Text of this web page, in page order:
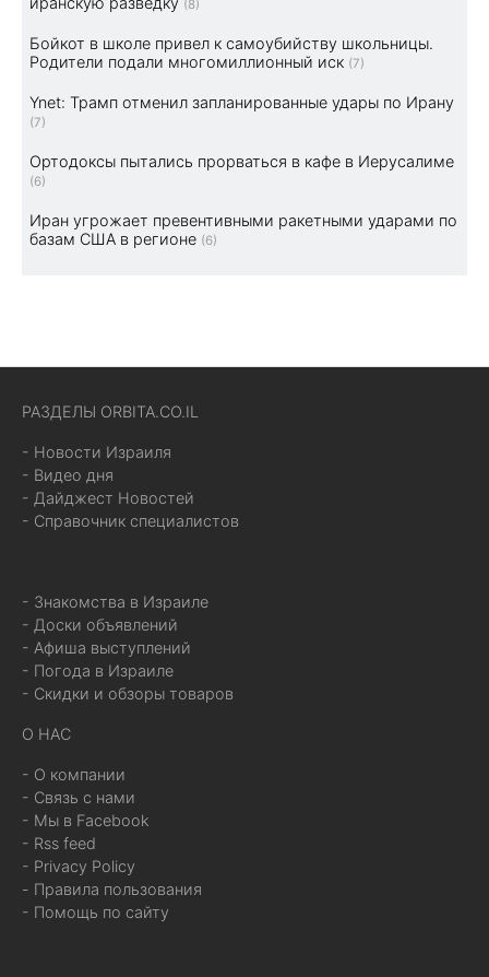
(8)
Бойкот в школе привел к самоубийству школьницы.
Родители подали многомиллионный иск (7)
Ynet: Трамп отменил запланированные удары по Ирану
(7)
Ортодоксы пытались прорваться в кафе в Иерусалиме
(6)
Иран угрожает превентивными ракетными ударами по
базам США в регионе (6)
РАЗДЕЛЫ ORBITA.CO.IL
- Новости Израиля
- Видео дня
- Дайджест Новостей
- Справочник специалистов
- Знакомства в Израиле
- Доски объявлений
- Афиша выступлений
- Погода в Израиле
- Скидки и обзоры товаров
О НАС
- О компании
- Связь с нами
- Мы в Facebook
- Rss feed
- Privacy Policy
- Правила пользования
- Помощь по сайту